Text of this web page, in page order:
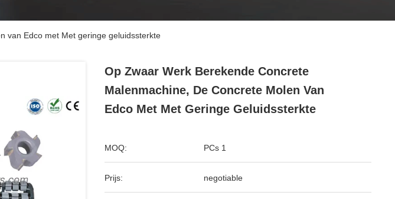
van Edco met Met geringe geluidssterkte
Op Zwaar Werk Berekende Concrete
Malenmachine, De Concrete Molen Van
Edco Met Met Geringe Geluidssterkte
MOQ: PCs 1
Prijs: negotiable